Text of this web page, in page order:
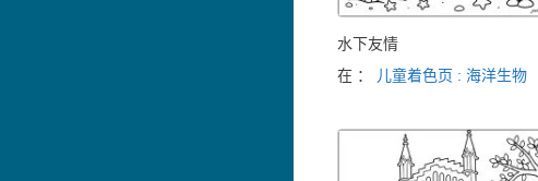
水下友情
在 ：
儿童着色页 : 海洋生物